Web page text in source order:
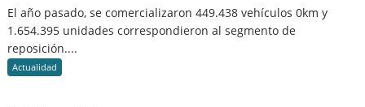
El año pasado, se comercializaron 449.438 vehículos 0km y
1.654.395 unidades correspondieron al segmento de
reposición....
Actualidad